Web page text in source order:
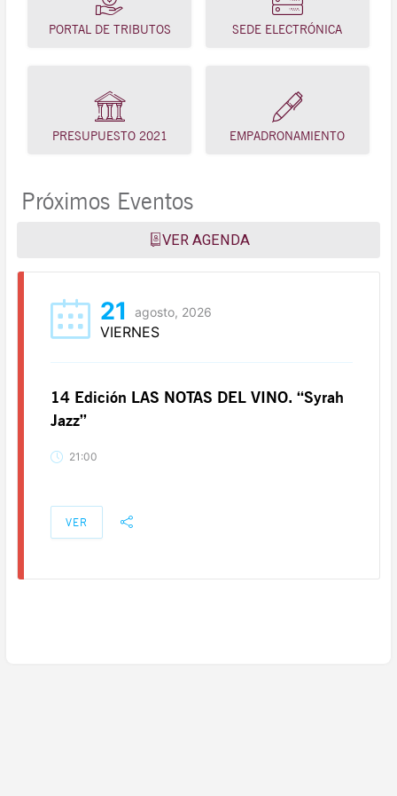
PORTAL DE TRIBUTOS SEDE ELECTRÓNICA
PRESUPUESTO 2021 EMPADRONAMIENTO
Próximos Eventos
VER AGENDA
21 agosto, 2026
VIERNES
14 Edición LAS NOTAS DEL VINO. “Syrah
Jazz”
21:00
VER